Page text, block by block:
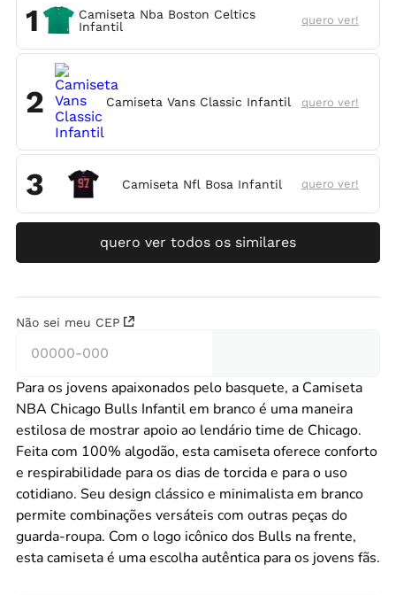
1
Camiseta Nba Boston Celtics
Infantil
quero ver!
2 Camiseta Vans Classic Infantil quero ver!
3 Camiseta Nfl Bosa Infantil quero ver!
quero ver todos os similares
Não sei meu CEP
Para os jovens apaixonados pelo basquete, a Camiseta
NBA Chicago Bulls Infantil em branco é uma maneira
estilosa de mostrar apoio ao lendário time de Chicago.
Feita com 100% algodão, esta camiseta oferece conforto
e respirabilidade para os dias de torcida e para o uso
cotidiano. Seu design clássico e minimalista em branco
permite combinações versáteis com outras peças do
guarda-roupa. Com o logo icônico dos Bulls na frente,
esta camiseta é uma escolha autêntica para os jovens fãs.